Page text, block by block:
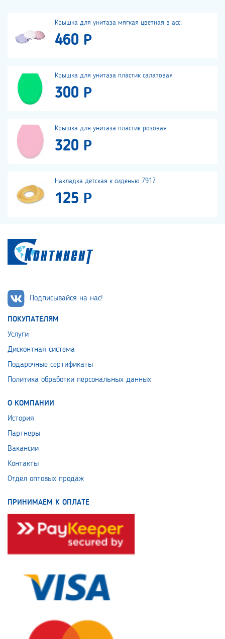
Крышка для унитаза мягкая цветная в асс.
460 Р
Крышка для унитаза пластик салатовая
300 Р
Крышка для унитаза пластик розовая
320 Р
Накладка детская к сиденью 7917
125 Р
Подписывайся на нас!
ПОКУПАТЕЛЯМ
Услуги
Дисконтная система
Подарочные сертификаты
Политика обработки персональных данных
О КОМПАНИИ
История
Партнеры
Вакансии
Контакты
Отдел оптовых продаж
ПРИНИМАЕМ К ОПЛАТЕ